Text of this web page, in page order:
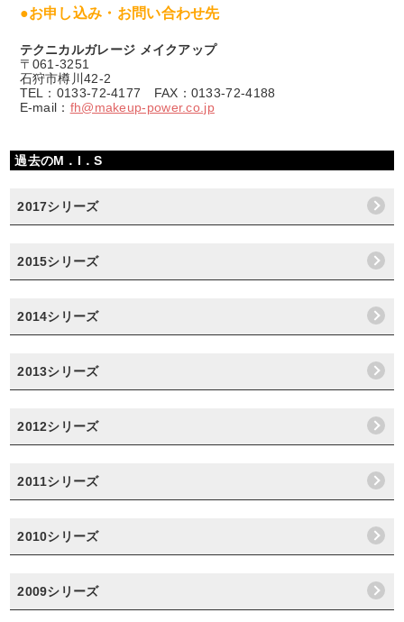
●お申し込み・お問い合わせ先
テクニカルガレージ メイクアップ
〒061-3251
石狩市樽川42-2
TEL：0133-72-4177 FAX：0133-72-4188
E-mail： fh@makeup-power.co.jp
過去のM．I．S
2017シリーズ
2015シリーズ
2014シリーズ
2013シリーズ
2012シリーズ
2011シリーズ
2010シリーズ
2009シリーズ